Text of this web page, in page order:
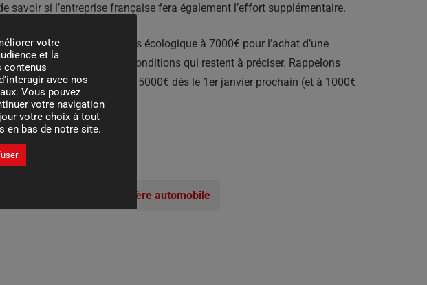
si l’entreprise française fera également l’effort supplémentaire.
de la hausse du bonus écologique à 7000€ pour l’achat d’une
français », dans des conditions qui restent à préciser. Rappelons
de 47 000€, doit passer à 5000€ dès le 1er janvier prochain (et à 1000€
aides publiques pour la filière automobile
votre
et la
contenus
avec nos
Vous pouvez
votre navigation
votre choix à tout
en bas de notre site.